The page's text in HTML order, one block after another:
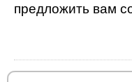
предложить вам